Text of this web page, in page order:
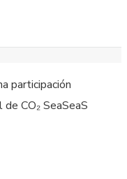
participación
CO₂ SeaSeaS